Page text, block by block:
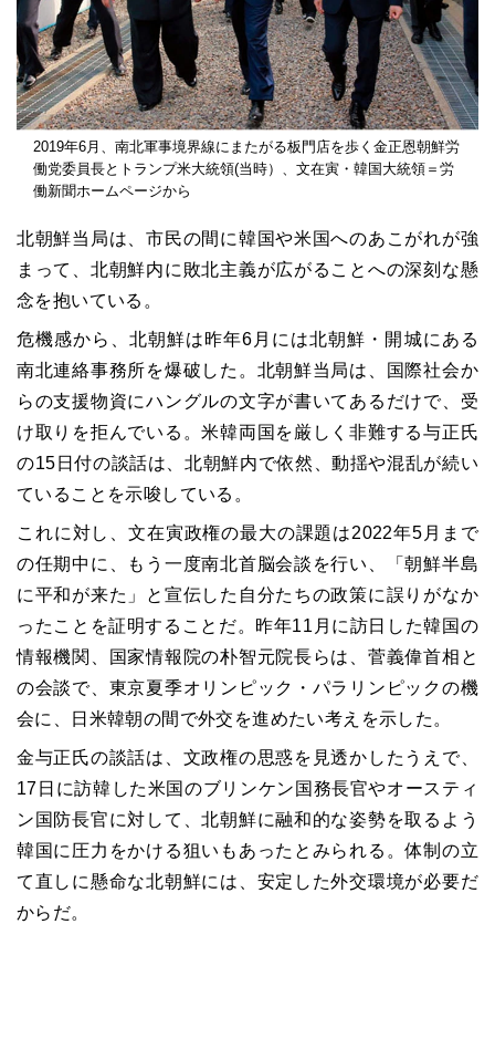
2019年6月、南北軍事境界線にまたがる板門店を歩く金正恩朝鮮労
働党委員長とトランプ米大統領(当時）、文在寅・韓国大統領＝労
働新聞ホームページから
北朝鮮当局は、市民の間に韓国や米国へのあこがれが強
まって、北朝鮮内に敗北主義が広がることへの深刻な懸
念を抱いている。
危機感から、北朝鮮は昨年6月には北朝鮮・開城にある
南北連絡事務所を爆破した。北朝鮮当局は、国際社会か
らの支援物資にハングルの文字が書いてあるだけで、受
け取りを拒んでいる。米韓両国を厳しく非難する与正氏
の15日付の談話は、北朝鮮内で依然、動揺や混乱が続い
ていることを示唆している。
これに対し、文在寅政権の最大の課題は2022年5月まで
の任期中に、もう一度南北首脳会談を行い、「朝鮮半島
に平和が来た」と宣伝した自分たちの政策に誤りがなか
ったことを証明することだ。昨年11月に訪日した韓国の
情報機関、国家情報院の朴智元院長らは、菅義偉首相と
の会談で、東京夏季オリンピック・パラリンピックの機
会に、日米韓朝の間で外交を進めたい考えを示した。
金与正氏の談話は、文政権の思惑を見透かしたうえで、
17日に訪韓した米国のブリンケン国務長官やオースティ
ン国防長官に対して、北朝鮮に融和的な姿勢を取るよう
韓国に圧力をかける狙いもあったとみられる。体制の立
て直しに懸命な北朝鮮には、安定した外交環境が必要だ
からだ。